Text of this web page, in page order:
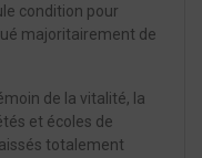
condition pour
majoritairement de
de la vitalité, la
et écoles de
totalement